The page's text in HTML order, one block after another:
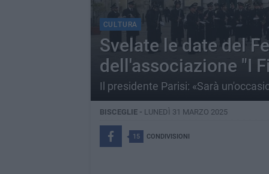
CULTURA
Svelate le date del
dell'associazione "I
Il presidente Parisi: «Sarà
BISCEGLIE - LUNEDÌ 31 MARZO 2025
15 CONDIVISIONI